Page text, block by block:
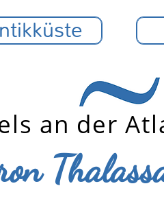
an der